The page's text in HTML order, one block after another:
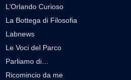
L’Orlando Curioso
La Bottega di Filosofia
Labnews
Le Voci del Parco
Parliamo di…
Ricomincio da me